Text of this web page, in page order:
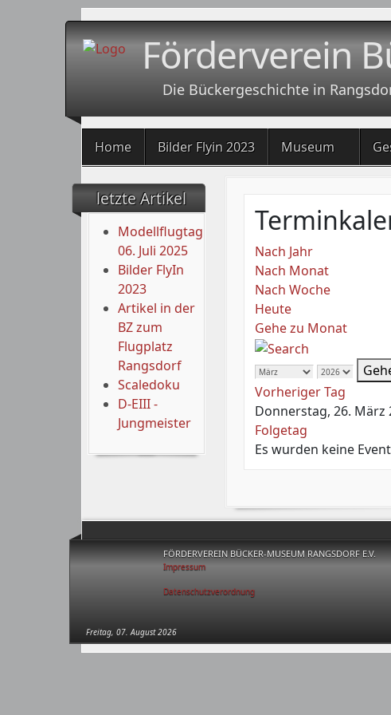
Förderverein
Die Bückergeschichte in
Home Bilder Flyin 2023 Museum
FÖRDERVEREIN BÜCKER-MUSEUM RANGSDORF E.V.
Impressum
Datenschutzverordnung
Freitag, 07. August 2026
letzte Artikel
Modellflugtag
06. Juli 2025
Bilder FlyIn
2023
Artikel in der
BZ zum
Flugplatz
Rangsdorf
Scaledoku
D-EIII -
Jungmeister
Nach Jahr
Nach Monat
Nach Woche
Heute
Gehe zu Monat
Vorheriger Tag
Donnerstag, 26. März
Folgetag
Es wurden keine